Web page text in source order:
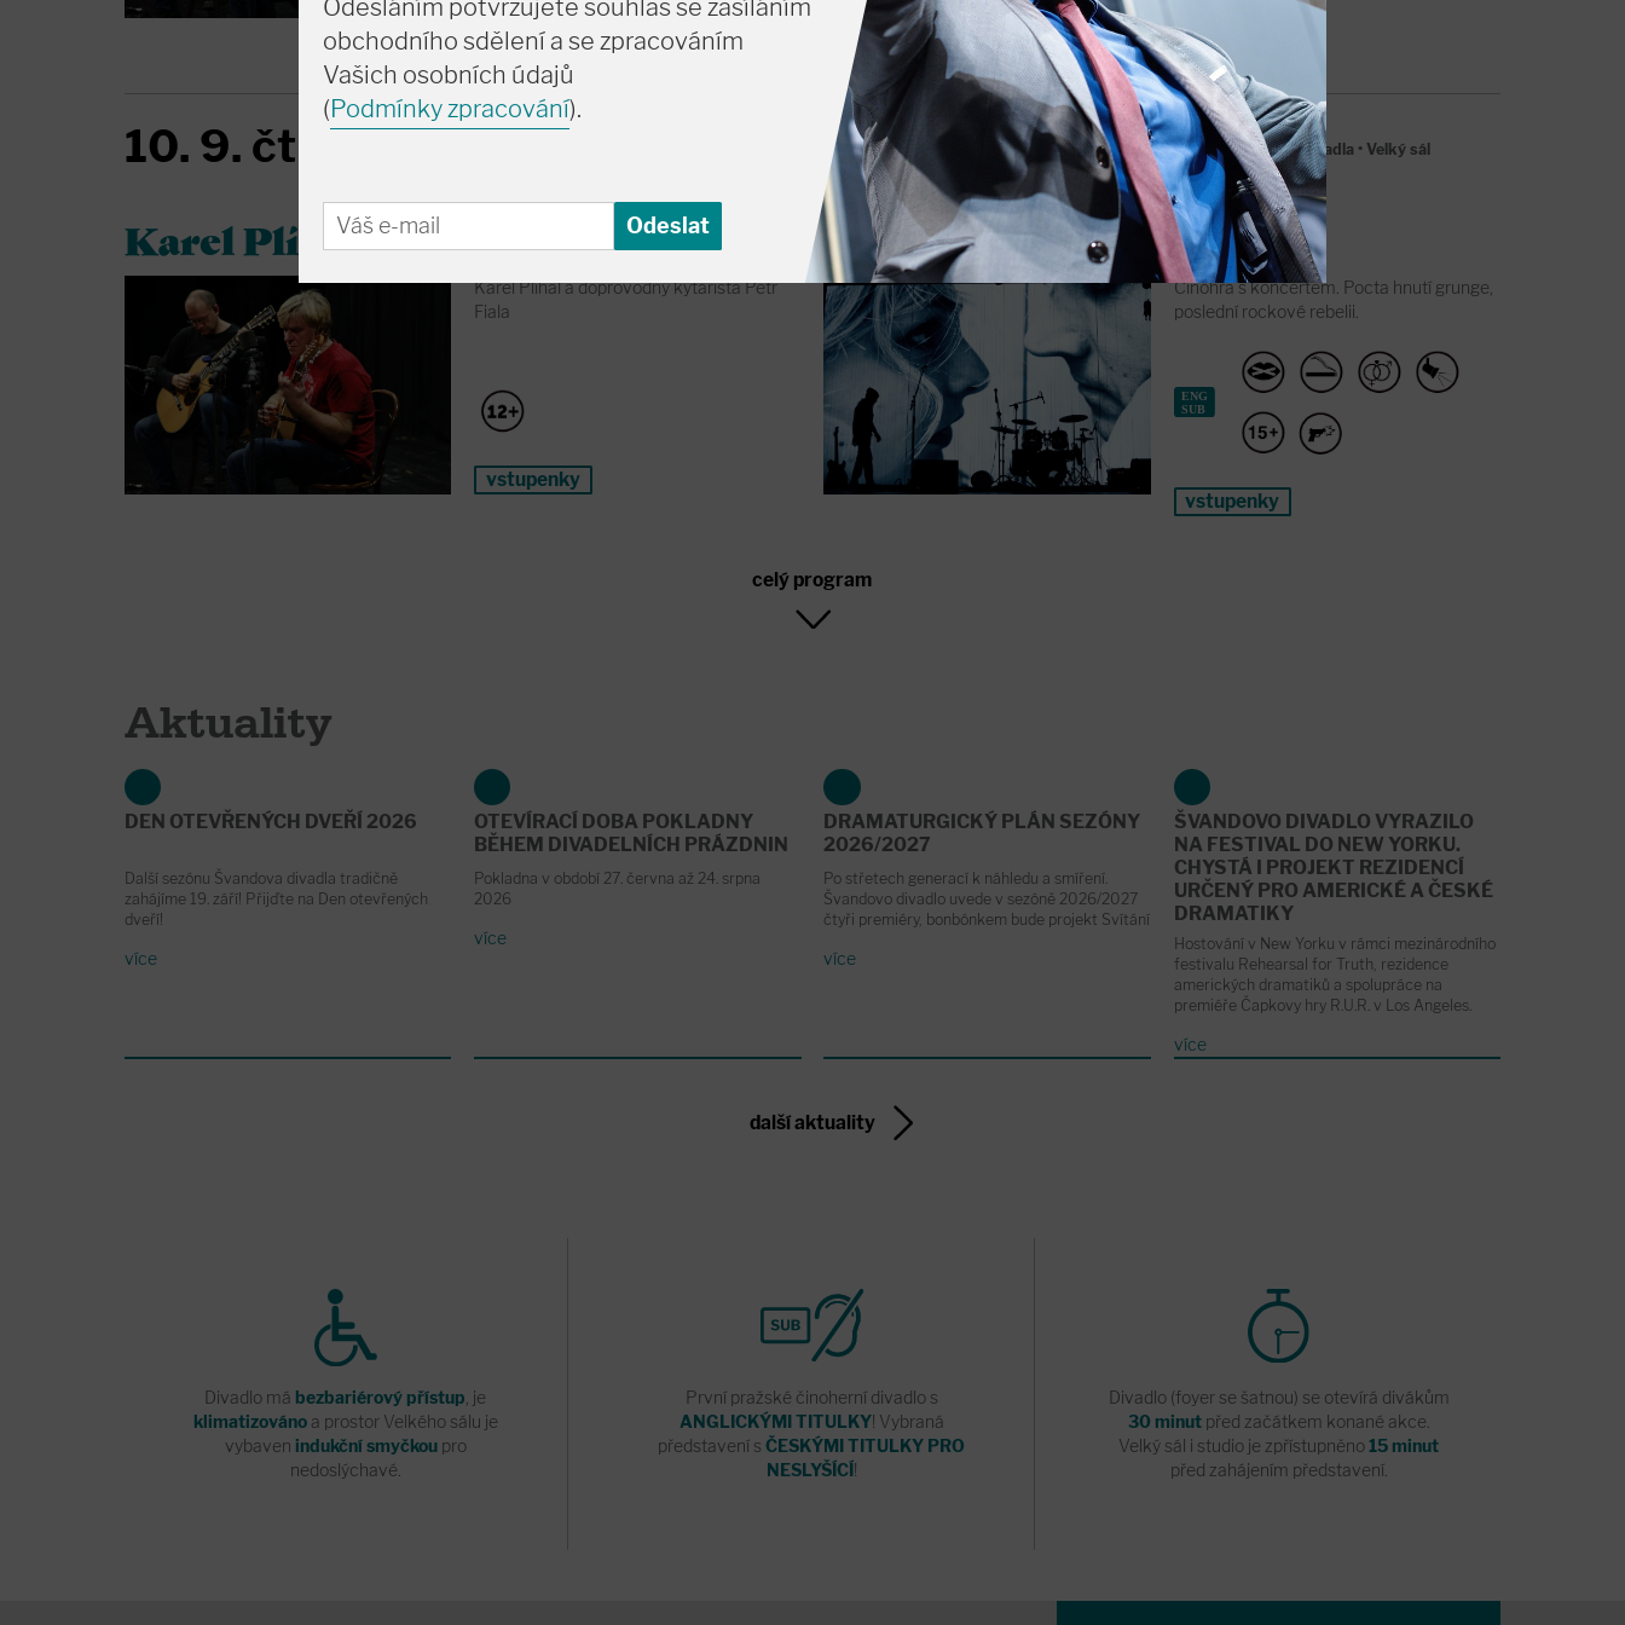
10. 9. čt
Karel Plíhal - Recitál
Karel Plíhal a doprovodný kytarista Petr
Fiala
vstupenky
11. 9. pá 19:00 Soubor Švandova divadla • Velký sál
Martin Františák
Pravidla Nirvány
Činohra s koncertem. Pocta hnutí grunge,
poslední rockové rebelii.
vstupenky
celý program
Aktuality
DEN OTEVŘENÝCH DVEŘÍ 2026
Další sezónu Švandova divadla tradičně
zahájíme 19. září! Přijďte na Den otevřených
dveří!
více
OTEVÍRACÍ DOBA POKLADNY
BĚHEM DIVADELNÍCH PRÁZDNIN
Pokladna v období 27. června až 24. srpna
2026
více
DRAMATURGICKÝ PLÁN SEZÓNY
2026/2027
Po střetech generací k náhledu a smíření.
Švandovo divadlo uvede v sezóně 2026/2027
čtyři premiéry, bonbónkem bude projekt Svítání
více
ŠVANDOVO DIVADLO VYRAZILO
NA FESTIVAL DO NEW YORKU.
CHYSTÁ I PROJEKT REZIDENCÍ
URČENÝ PRO AMERICKÉ A ČESKÉ
DRAMATIKY
Hostování v New Yorku v rámci mezinárodního
festivalu Rehearsal for Truth, rezidence
amerických dramatiků a spolupráce na
premiéře Čapkovy hry R.U.R. v Los Angeles.
více
další aktuality
Divadlo má bezbariérový přístup , je
klimatizovánoa prostor Velkého sálu je
vybaven indukční smyčkoupro
nedoslýchavé.
První pražské činoherní divadlo s
ANGLICKÝMI TITULKY! Vybraná
představení sČESKÝMI TITULKY PRO
NESLYŠÍCÍ!
Divadlo (foyer se šatnou) se otevírá divákům
30 minutpřed začátkem konané akce.
Velký sál i studio je zpřístupněno15 minut
před zahájením představení.
Odesláním potvrzujete souhlas se zasíláním
obchodního sdělení a se zpracováním
Vašich osobních údajů
(Podmínky zpracování).